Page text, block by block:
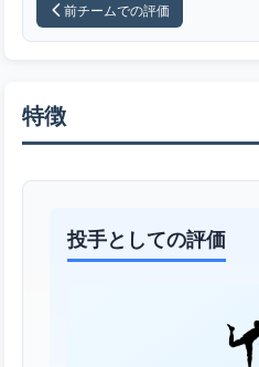
前チームでの評価
特徴
投手としての評価